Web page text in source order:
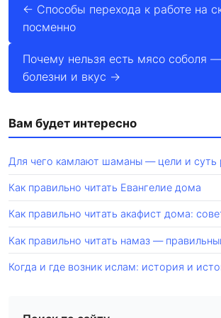
← Способы перехода к работе на
посменно
Почему нельзя есть мясо соболя
болезни и вкус →
Вам будет интересно
Для чего камлают шаманы — цели и суть
Как правильно читать Евангелие дома
Как правильно читать акафист дома:
Как правильно читать намаз —
Когда и где возник ислам: история и